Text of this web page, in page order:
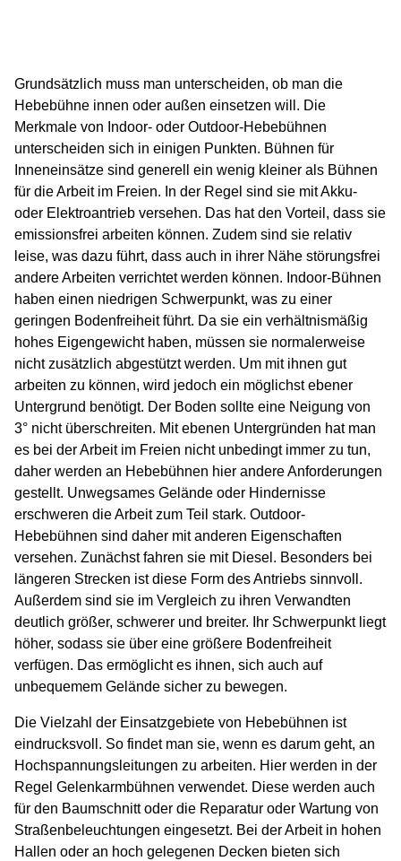
Grundsätzlich muss man unterscheiden, ob man die
Hebebühne innen oder außen einsetzen will. Die
Merkmale von Indoor- oder Outdoor-Hebebühnen
unterscheiden sich in einigen Punkten. Bühnen für
Inneneinsätze sind generell ein wenig kleiner als Bühnen
für die Arbeit im Freien. In der Regel sind sie mit Akku-
oder Elektroantrieb versehen. Das hat den Vorteil, dass sie
emissionsfrei arbeiten können. Zudem sind sie relativ
leise, was dazu führt, dass auch in ihrer Nähe störungsfrei
andere Arbeiten verrichtet werden können. Indoor-Bühnen
haben einen niedrigen Schwerpunkt, was zu einer
geringen Bodenfreiheit führt. Da sie ein verhältnismäßig
hohes Eigengewicht haben, müssen sie normalerweise
nicht zusätzlich abgestützt werden. Um mit ihnen gut
arbeiten zu können, wird jedoch ein möglichst ebener
Untergrund benötigt. Der Boden sollte eine Neigung von
3° nicht überschreiten. Mit ebenen Untergründen hat man
es bei der Arbeit im Freien nicht unbedingt immer zu tun,
daher werden an Hebebühnen hier andere Anforderungen
gestellt. Unwegsames Gelände oder Hindernisse
erschweren die Arbeit zum Teil stark. Outdoor-
Hebebühnen sind daher mit anderen Eigenschaften
versehen. Zunächst fahren sie mit Diesel. Besonders bei
längeren Strecken ist diese Form des Antriebs sinnvoll.
Außerdem sind sie im Vergleich zu ihren Verwandten
deutlich größer, schwerer und breiter. Ihr Schwerpunkt liegt
höher, sodass sie über eine größere Bodenfreiheit
verfügen. Das ermöglicht es ihnen, sich auch auf
unbequemem Gelände sicher zu bewegen.
Die Vielzahl der Einsatzgebiete von Hebebühnen ist
eindrucksvoll. So findet man sie, wenn es darum geht, an
Hochspannungsleitungen zu arbeiten. Hier werden in der
Regel Gelenkarmbühnen verwendet. Diese werden auch
für den Baumschnitt oder die Reparatur oder Wartung von
Straßenbeleuchtungen eingesetzt. Bei der Arbeit in hohen
Hallen oder an hoch gelegenen Decken bieten sich